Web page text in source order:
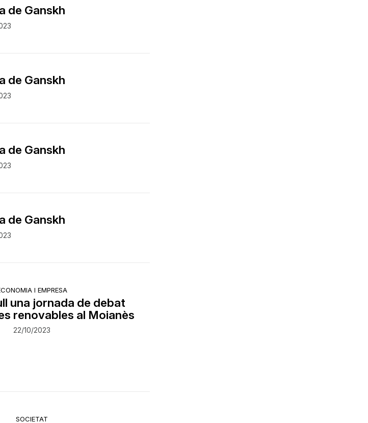
de Ganskh
de Ganskh
de Ganskh
de Ganskh
I EMPRESA
una jornada de debat
renovables al Moianès
22/10/2023
SOCIETAT